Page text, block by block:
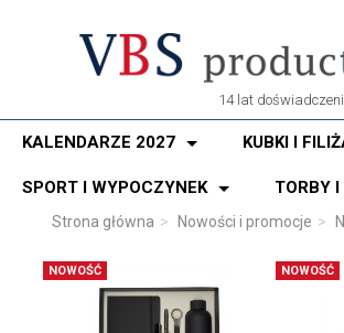
14 lat
KALENDARZE 2027 KUBKI I
SPORT I WYPOCZYNEK TORBY
Strona główna Nowości i promocje
NOWOŚĆ NOWOŚĆ